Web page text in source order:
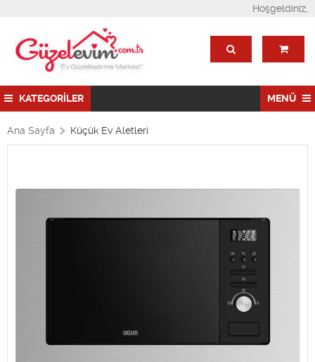
Hoşgeldiniz,
KATEGORİLER MENÜ
Ana Sayfa Küçük Ev Aletleri